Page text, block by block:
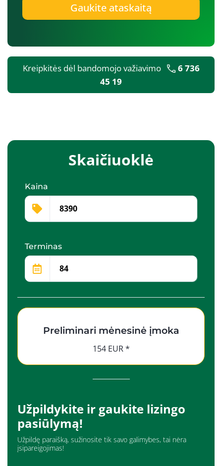
Gaukite ataskaitą
Kreipkitės dėl bandomojo važiavimo
6 736
45 19
Skaičiuoklė
Kaina
Terminas
Preliminari mėnesinė įmoka
154 EUR *
Užpildykite ir gaukite lizingo
pasiūlymą!
Užpildę paraišką, sužinosite tik savo galimybes, tai nėra
įsipareigojimas!